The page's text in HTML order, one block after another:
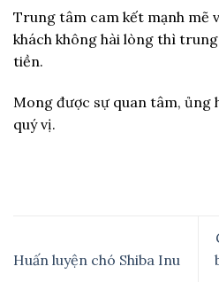
Trung tâm cam kết mạnh mẽ
khách không hài lòng thì
tiền.
Mong được sự quan tâm, ủng
quý vị.
Huấn luyện chó Shiba Inu